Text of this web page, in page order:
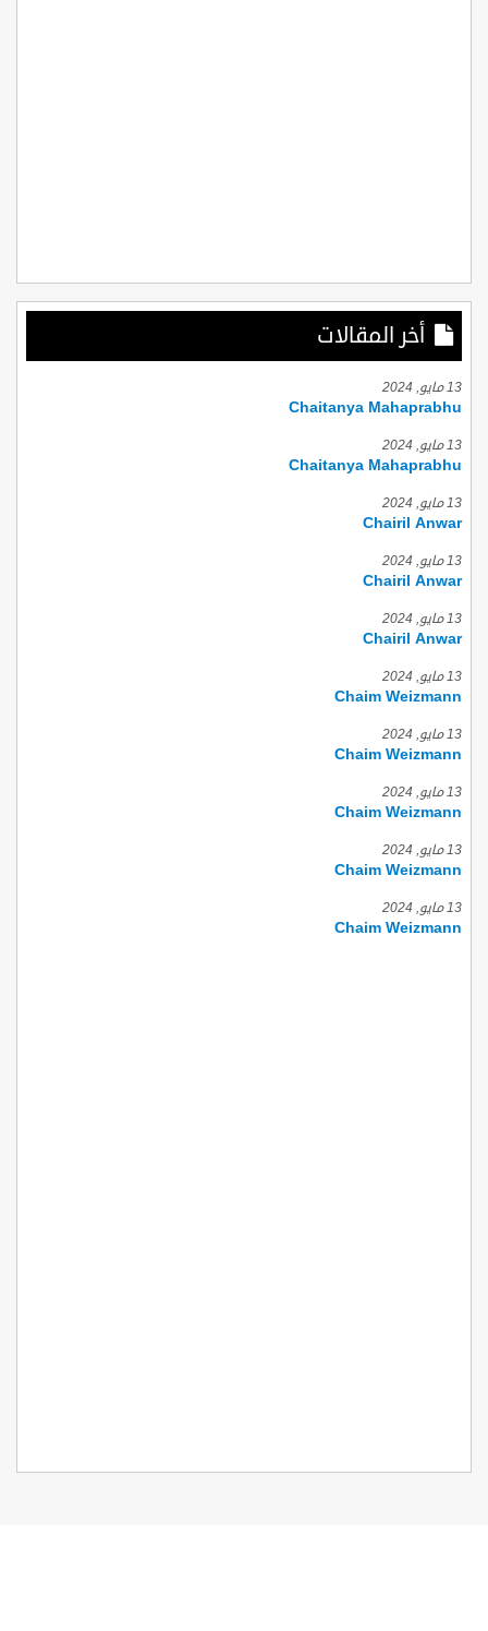
أخر المقالات
13 مايو, 2024
Chaitanya Mahaprabhu
13 مايو, 2024
Chaitanya Mahaprabhu
13 مايو, 2024
Chairil Anwar
13 مايو, 2024
Chairil Anwar
13 مايو, 2024
Chairil Anwar
13 مايو, 2024
Chaim Weizmann
13 مايو, 2024
Chaim Weizmann
13 مايو, 2024
Chaim Weizmann
13 مايو, 2024
Chaim Weizmann
13 مايو, 2024
Chaim Weizmann